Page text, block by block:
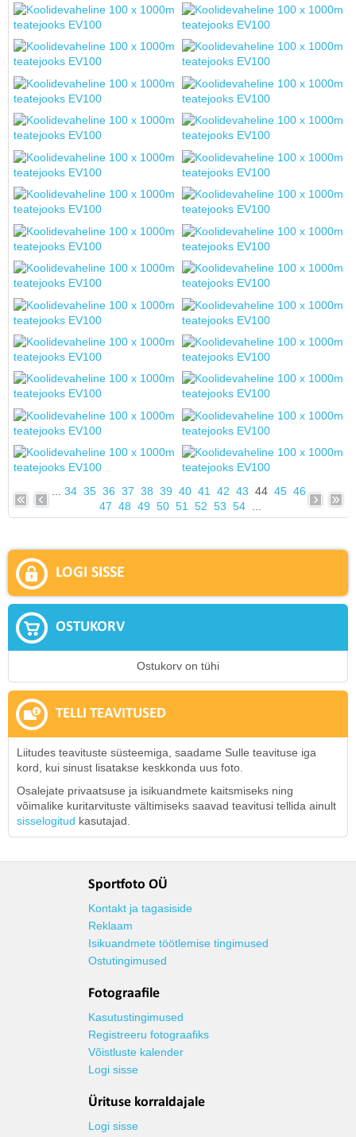
34 35 36 37 38 39 40 41 42 43 44 45 46
47 48 49 50 51 52 53 54...
LOGI SISSE
OSTUKORV
Ostukorv on tühi
TELLI TEAVITUSED
Liitudes teavituste süsteemiga, saadame Sulle teavituse iga
kord, kui sinust lisatakse keskkonda uus foto.
Osalejate privaatsuse ja isikuandmete kaitsmiseks ning
võimalike kuritarvituste vältimiseks saavad teavitusi tellida ainult
sisselogitud kasutajad.
Sportfoto OÜ
Kontakt ja tagasiside
Reklaam
Isikuandmete töötlemise tingimused
Ostutingimused
Fotograafile
Kasutustingimused
Registreeru fotograafiks
Võistluste kalender
Logi sisse
Ürituse korraldajale
Logi sisse